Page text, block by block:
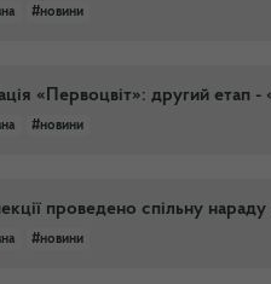
#новини
«Первоцвіт»: другий етап
#новини
проведено спільну
#новини